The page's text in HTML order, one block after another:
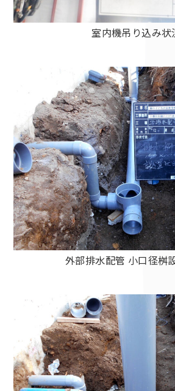
室内機吊り込み状
外部排水配管 小口径桝